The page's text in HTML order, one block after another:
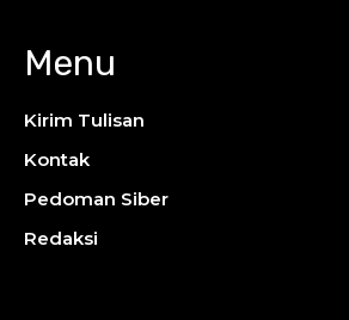
Menu
Kirim Tulisan
Kontak
Pedoman Siber
Redaksi